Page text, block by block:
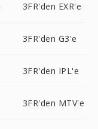
3FR'den EXR'e
3FR'den G3'e
3FR'den IPL'e
3FR'den MTV'e